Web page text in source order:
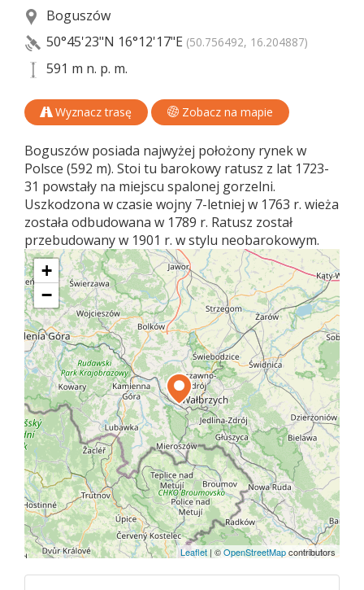
Boguszów
50°45'23"N 16°12'17"E (50.756492, 16.204887)
591 m n. p. m.
Wyznacz trasę Zobacz na mapie
Boguszów posiada najwyżej położony rynek w
Polsce (592 m). Stoi tu barokowy ratusz z lat 1723-
31 powstały na miejscu spalonej gorzelni.
Uszkodzona w czasie wojny 7-letniej w 1763 r. wieża
została odbudowana w 1789 r. Ratusz został
przebudowany w 1901 r. w stylu neobarokowym.
+
−
Leaflet |©OpenStreetMapcontributors